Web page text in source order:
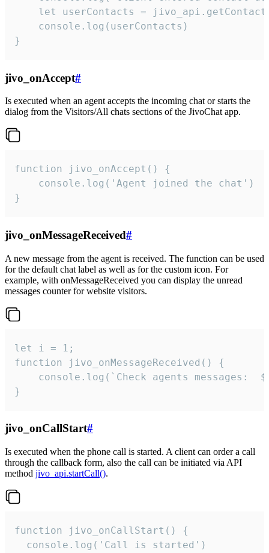
let userContacts =
    console.log(userContacts)
}
jivo_onAccept#
Is executed when an agent accepts the incoming chat or starts the
dialog from the Visitors/All chats sections of the JivoChat app.
function jivo_onAccept() {
}
jivo_onMessageReceived#
A new message from the agent is received. The function can be used
for the default chat label as well as for the custom icon. For
example, with onMessageReceived you can display the unread
messages counter for website visitors.
let i = 1;
function jivo_onMessageReceived() {
}
jivo_onCallStart#
Is executed when the phone call is started. A client can order a call
through the callback form, also the call can be initiated via API
method jivo_api.startCall().
function jivo_onCallStart() {
  console.log('Call is started')